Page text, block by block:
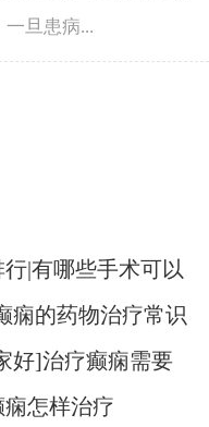
旦患病...
|有哪些手术可以
痫的药物治疗常识
好]治疗癫痫需要
怎样治疗